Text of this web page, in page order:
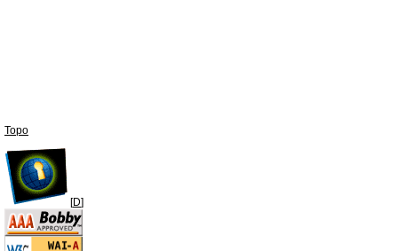
Topo
[D]